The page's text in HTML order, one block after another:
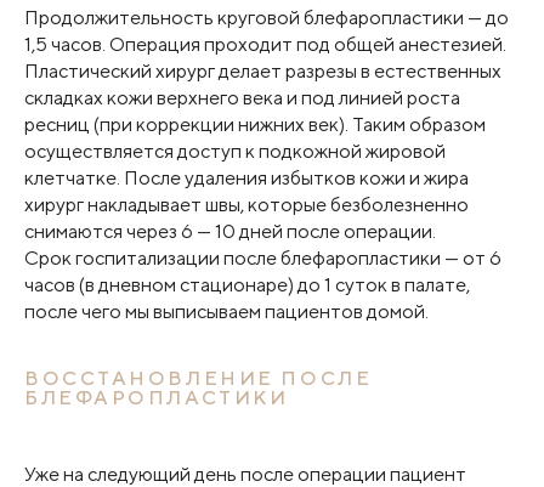
Продолжительность круговой блефаропластики — до
1,5 часов. Операция проходит под общей анестезией.
Пластический хирург делает разрезы в естественных
складках кожи верхнего века и под линией роста
ресниц (при коррекции нижних век). Таким образом
осуществляется доступ к подкожной жировой
клетчатке. После удаления избытков кожи и жира
хирург накладывает швы, которые безболезненно
снимаются через 6 — 10 дней после операции.
Срок госпитализации после блефаропластики — от 6
часов (в дневном стационаре) до 1 суток в палате,
после чего мы выписываем пациентов домой.
ВОССТАНОВЛЕНИЕ ПОСЛЕ
БЛЕФАРОПЛАСТИКИ
Уже на следующий день после операции пациент